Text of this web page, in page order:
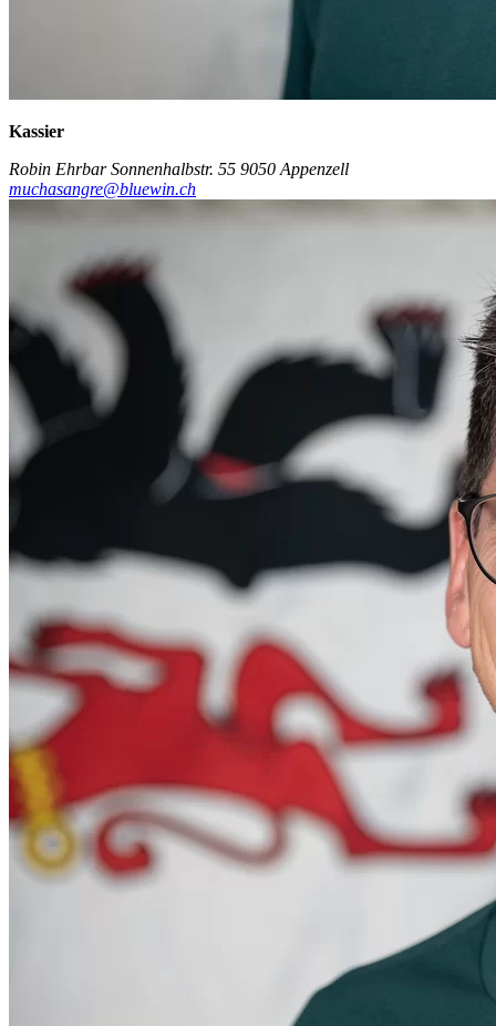
Kassier
Robin EhrbarSonnenhalbstr. 55 9050 Appenzell
muchasangre@bluewin.ch